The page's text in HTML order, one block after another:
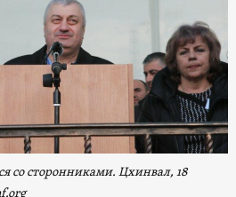
со сторонниками. Цхинвал, 18